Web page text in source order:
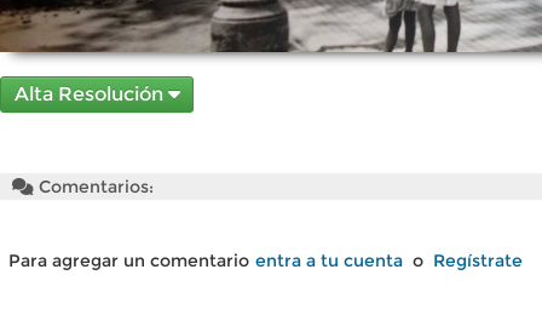
Alta Resolución
Comentarios:
Para agregar un comentario entra a tu cuenta o Regístrate